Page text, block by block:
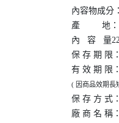
內容物成分
產 地：
內 容 量
保 存 期 限
有 效 期 限
( 因商品效期長
保 存 方 式
廠 商 名 稱